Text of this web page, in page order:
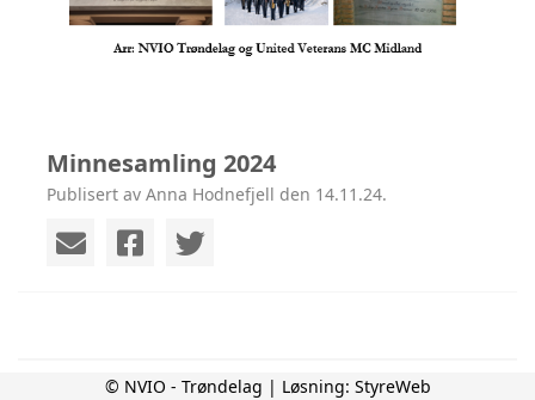
Minnesamling 2024
Publisert av Anna Hodnefjell den 14.11.24.
Kråkvåg 2026 - et vellykket arrangement (igjen)
© NVIO - Trøndelag | Løsning: StyreWeb